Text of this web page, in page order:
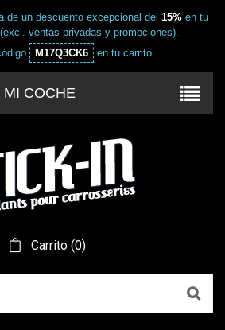
de un descuento excepcional del 15%en tu
ventas privadas y promociones).
M17Q3CK6 en tu carrito.
MI COCHE
Carrito (0)